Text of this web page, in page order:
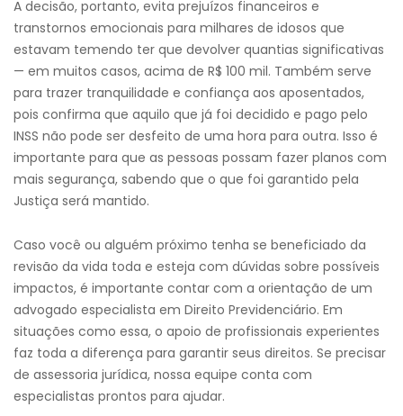
A decisão, portanto, evita prejuízos financeiros e
transtornos emocionais para milhares de idosos que
estavam temendo ter que devolver quantias significativas
— em muitos casos, acima de R$ 100 mil. Também serve
para trazer tranquilidade e confiança aos aposentados,
pois confirma que aquilo que já foi decidido e pago pelo
INSS não pode ser desfeito de uma hora para outra. Isso é
importante para que as pessoas possam fazer planos com
mais segurança, sabendo que o que foi garantido pela
Justiça será mantido.
Caso você ou alguém próximo tenha se beneficiado da
revisão da vida toda e esteja com dúvidas sobre possíveis
impactos, é importante contar com a orientação de um
advogado especialista em Direito Previdenciário. Em
situações como essa, o apoio de profissionais experientes
faz toda a diferença para garantir seus direitos. Se precisar
de assessoria jurídica, nossa equipe conta com
especialistas prontos para ajudar.